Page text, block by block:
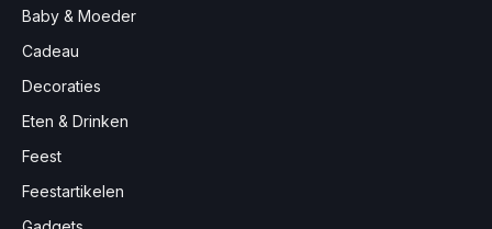
Baby & Moeder
Cadeau
Decoraties
Eten & Drinken
Feest
Feestartikelen